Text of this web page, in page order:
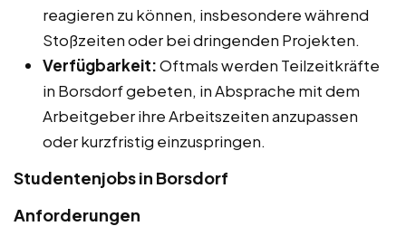
reagieren zu können, insbesondere während
Stoßzeiten oder bei dringenden Projekten.
Verfügbarkeit:Oftmals werden Teilzeitkräfte
in Borsdorf gebeten, in Absprache mit dem
Arbeitgeber ihre Arbeitszeiten anzupassen
oder kurzfristig einzuspringen.
Studentenjobs in Borsdorf
Anforderungen